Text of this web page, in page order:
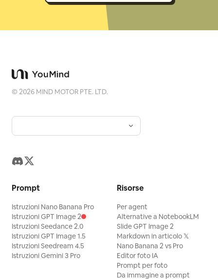
©2026 MIND MOTOR PTE. LTD.
Prompt
Istruzioni Nano Banana Pro
Istruzioni GPT Image 2
Istruzioni Seedance 2.0
Istruzioni GPT Image 1.5
Istruzioni Seedream 4.5
Istruzioni Gemini 3 Pro
Risorse
Per agent
Alternative a NotebookLM
Slide GPT Image 2
Markdown in articolo 𝕏
Nano Banana 2 vs Pro
Editor foto IA
Prompt per foto
Da immagine a prompt